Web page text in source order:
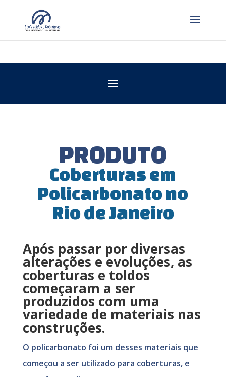
PRODUTO
Coberturas em
Policarbonato no
Rio de Janeiro
Após passar por diversas
alterações e evoluções, as
coberturas e toldos
começaram a ser
produzidos com uma
variedade de materiais nas
construções.
O policarbonato foi um desses materiais que
começou a ser utilizado para coberturas, e